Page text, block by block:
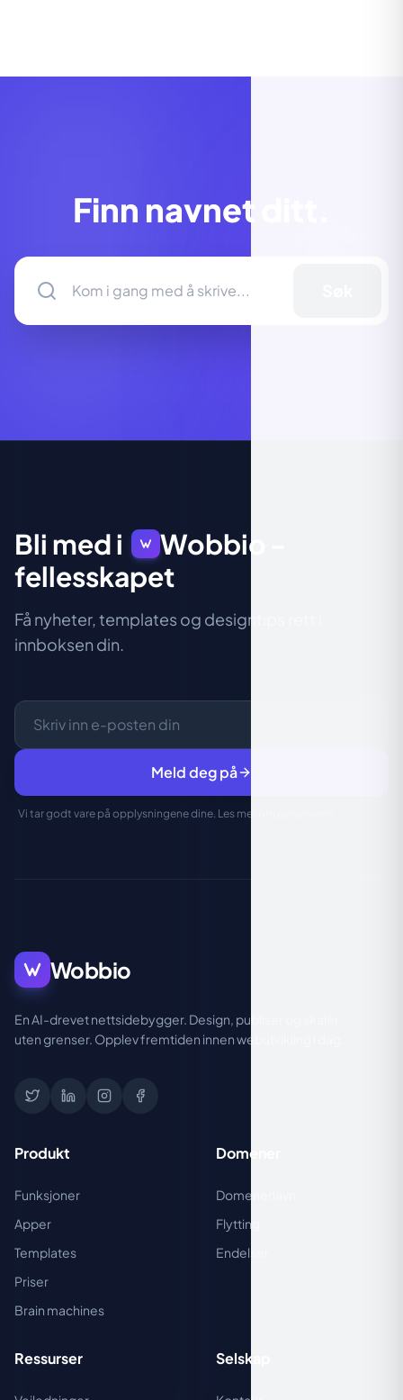
Finn navnet ditt.
Bli med i Wobbio
fellesskapet
Få nyheter, templates og designtips rett i
innboksen din.
Meld deg på
Vi tar godt vare på opplysningene dine. Les mer om
Wobbio
En AI-drevet nettsidebygger. Design, publiser og skaler
uten grenser. Opplev fremtiden innen webutvikling i dag.
Produkt
Funksjoner
Apper
Templates
Priser
Brain machines
Domener
Domenenavn
Flytting
Endelser
Ressurser Selskap